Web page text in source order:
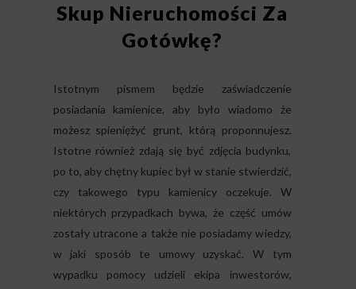
Skup Nieruchomości Za
Gotówkę?
Istotnym pismem będzie zaświadczenie
posiadania kamienice, aby było wiadomo że
możesz spieniężyć grunt, którą proponnujesz.
Istotne również zdają się być zdjęcia budynku,
po to, aby chętny kupiec był w stanie stwierdzić,
czy takowego typu kamienicy oczekuje. W
niektórych przypadkach bywa, że część umów
zostały utracone a także nie posiadamy wiedzy,
w jaki sposób te umowy uzyskać. W tym
wypadku pomocy udzieli ekipa inwestorów,